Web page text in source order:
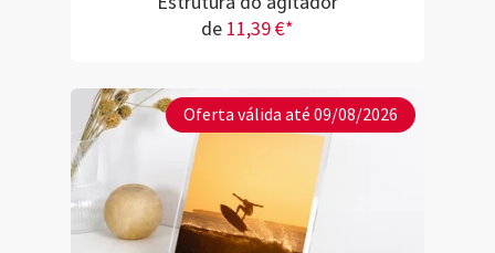
de 11,39 €*
Oferta válida até 09/08/2026